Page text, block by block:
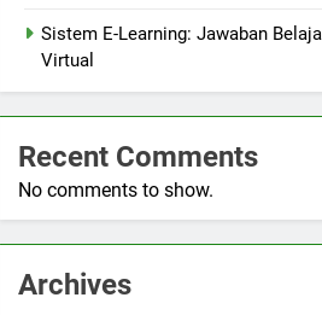
Sistem E-Learning: Jawaban
Virtual
Recent Comments
No comments to show.
Archives